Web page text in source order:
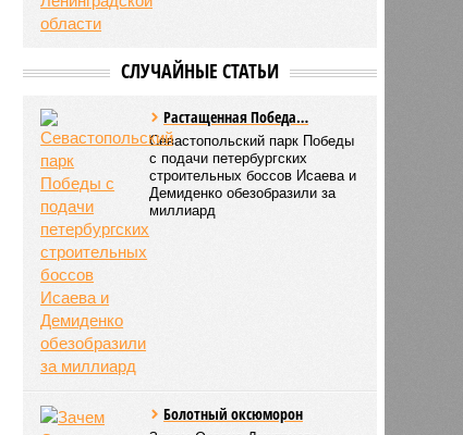
СЛУЧАЙНЫЕ СТАТЬИ
Растащенная Победа…
Севастопольский парк Победы
с подачи петербургских
строительных боссов Исаева и
Демиденко обезобразили за
миллиард
Болотный оксюморон